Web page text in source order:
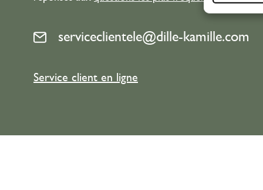
serviceclientele@dille-kamille.com
Service client en ligne